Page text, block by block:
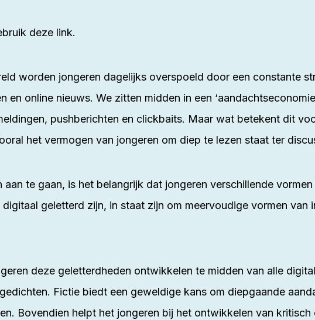
deze link.
worden jongeren dagelijks overspoeld door een constante
en online nieuws. We zitten midden in een
pushberichten en clickbaits. Maar wat betekent dit
het vermogen van jongeren om diep te lezen staat ter
aan te gaan, is het belangrijk dat jongeren verschillende
geletterd zijn, in staat zijn om meervoudige vormen
deze geletterdheden ontwikkelen te midden van alle
Fictie biedt een geweldige kans om diepgaande
Bovendien helpt het jongeren bij het ontwikkelen van